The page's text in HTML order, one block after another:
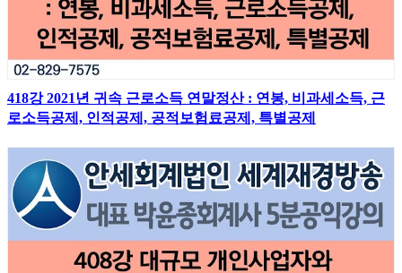
418강 2021년 귀속 근로소득 연말정산 : 연봉, 비과세소득, 근
로소득공제, 인적공제, 공적보험료공제, 특별공제